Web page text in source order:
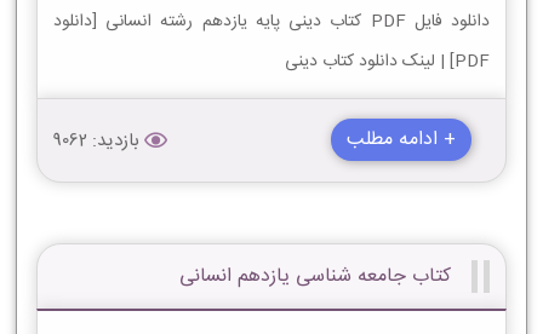
دانلود فایل PDF کتاب دینی پایه یازدهم رشته انسانی [دانلود
PDF] | لینک دانلود کتاب دینی
+ ادامه مطلب بازدید: 9062
کتاب جامعه شناسی یازدهم انسانی